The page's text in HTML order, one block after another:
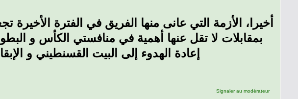
أخيرا، الأزمة التي عانى منها الفريق في الفترة
بمقابلات لا تقل عنها أهمية في منافستي الكأس و
إعادة الهدوء إلى البيت القسنطيني و
Signaler au modérateur